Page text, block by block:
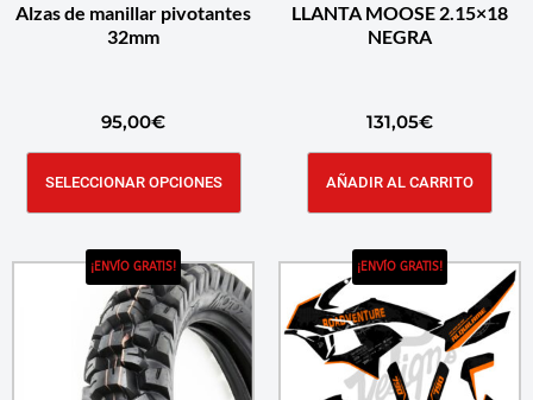
Alzas de manillar pivotantes
32mm
95,00€
SELECCIONAR OPCIONES
LLANTA MOOSE 2.15×18
NEGRA
131,05€
AÑADIR AL CARRITO
¡ENVÍO GRATIS! ¡ENVÍO GRATIS!